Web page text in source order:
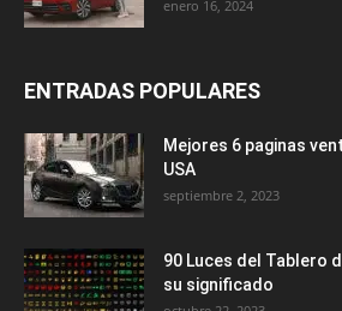
enero 16, 2024
ENTRADAS POPULARES
Mejores 6 paginas
USA
septiembre 2, 2023
90 Luces del Tablero
su significado